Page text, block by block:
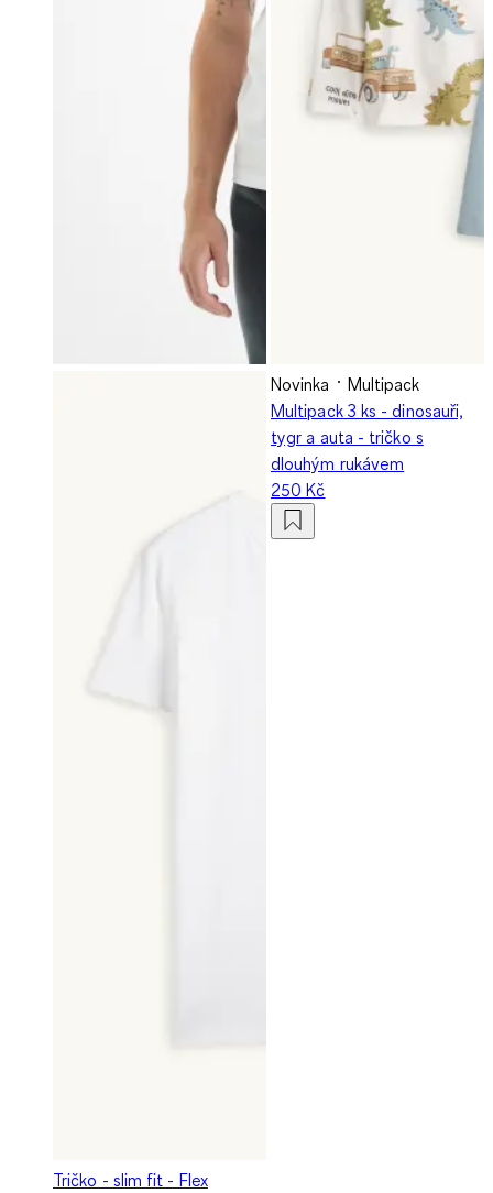
Tričko - slim fit - Flex
Novinka
Multipack
Multipack 3 ks - dinosauři,
tygr a auta - tričko s
dlouhým rukávem
250 Kč